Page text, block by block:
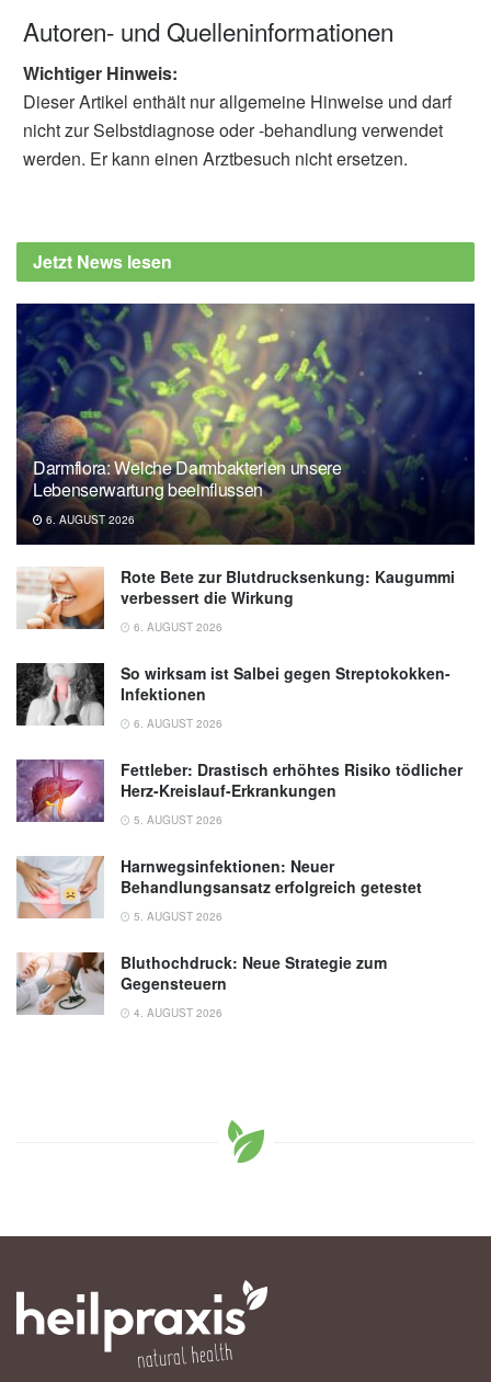
Autoren- und Quelleninformationen
Wichtiger Hinweis:
Dieser Artikel enthält nur allgemeine Hinweise und darf
nicht zur Selbstdiagnose oder -behandlung verwendet
werden. Er kann einen Arztbesuch nicht ersetzen.
Jetzt News lesen
Darmflora: Welche Darmbakterien unsere
Lebenserwartung beeinflussen
6. AUGUST 2026
Rote Bete zur Blutdrucksenkung: Kaugummi
verbessert die Wirkung
6. AUGUST 2026
So wirksam ist Salbei gegen Streptokokken-
Infektionen
6. AUGUST 2026
Fettleber: Drastisch erhöhtes Risiko tödlicher
Herz-Kreislauf-Erkrankungen
5. AUGUST 2026
Harnwegsinfektionen: Neuer
Behandlungsansatz erfolgreich getestet
5. AUGUST 2026
Bluthochdruck: Neue Strategie zum
Gegensteuern
4. AUGUST 2026